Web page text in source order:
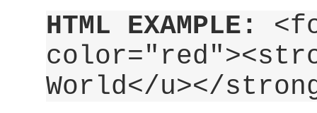
HTML EXAMPLE:
World</u></